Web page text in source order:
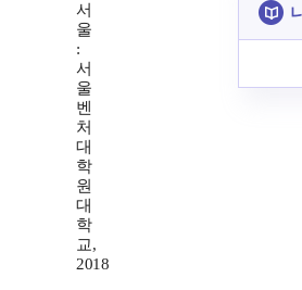
서
울
:
서
울
벤
처
대
학
원
대
학
교,
2018